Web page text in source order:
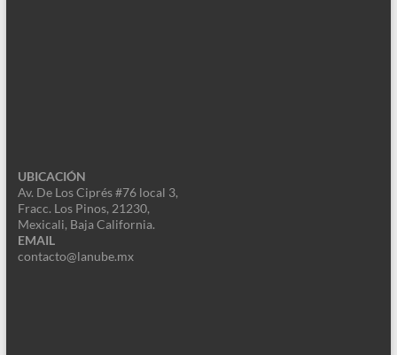
UBICACIÓN
Av. De Los Ciprés #76 local 3,
Fracc. Los Pinos, 21230,
Mexicali, Baja California.
EMAIL
contacto@lanube.mx